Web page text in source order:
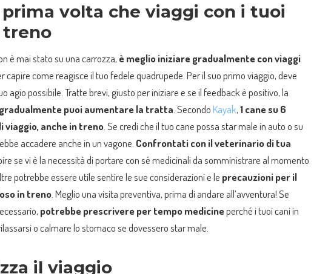
prima volta che viaggi con i tuoi
treno
è mai stato su una carrozza, è meglio iniziare gradualmente con viaggi
capire come reagisce il tuo fedele quadrupede. Per il suo primo viaggio, deve
agio possibile. Tratte brevi, giusto per iniziare e se il feedback è positivo, la
gradualmente puoi aumentare la tratta . Secondo Kayak,1 cane su 6
viaggio, anche in treno . Se credi che il tuo cane possa star male in auto o su
accadere anche in un vagone. Confrontati con il veterinario di tua
se vi è la necessità di portare con sé medicinali da somministrare al momento
potrebbe essere utile sentire le sue considerazioni e le precauzioni per il
in treno . Meglio una visita preventiva, prima di andare all’avventura! Se
potrebbe prescrivere per tempo medicineperché i tuoi cani in
o calmare lo stomaco se dovessero star male.
il viaggio